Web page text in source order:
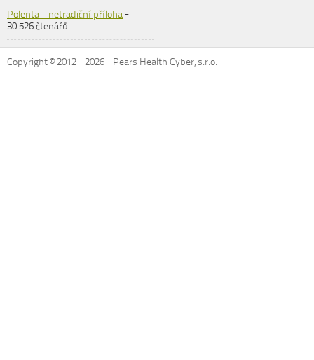
Polenta – netradiční příloha-
30 526 čtenářů
Copyright © 2012 -2026 - Pears Health Cyber, s.r.o.